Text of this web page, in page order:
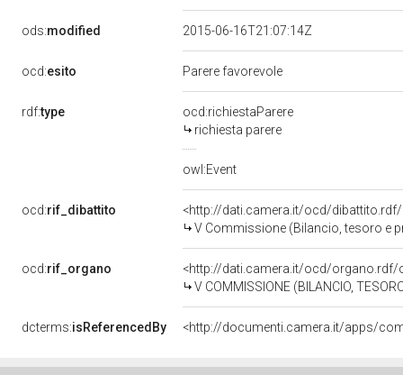
ods:modified 2015-06-16T21:07:14Z
ocd:esito Parere favorevole
rdf:type
ocd:richiestaParere
richiesta parere
owl:Event
ocd:rif_dibattito
<http://dati.camera.it/ocd/
V Commissione (Bilancio, tesoro e
ocd:rif_organo
<http://dati.camera.it/ocd/organo.rdf/
V COMMISSIONE (BILANCIO,
dcterms:isReferencedBy